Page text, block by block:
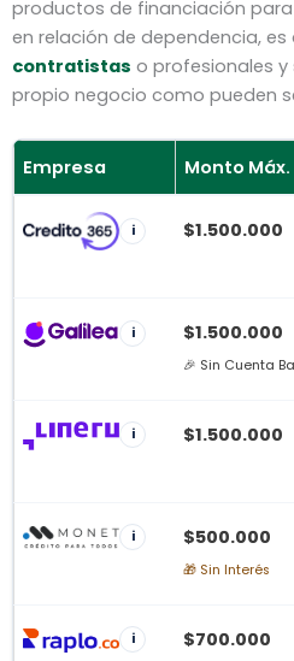
productos de financiación
en relación de dependencia,
contratistas o profesionales y
propio negocio como pueden
Empresa Monto Máx.
i $1.500.000
i $1.500.000
🎉 Sin Cuenta
i $1.500.000
i $500.000
🎁 Sin Interés
i $700.000